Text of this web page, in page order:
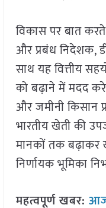
विकास पर बात
और प्रबंध निदेशक,
साथ यह वित्तीय
को बढ़ाने में मदद
और जमीनी किसान
भारतीय खेती की
मानकों तक बढ़ाकर
निर्णायक भूमिका
महत्वपूर्ण खबर: आज